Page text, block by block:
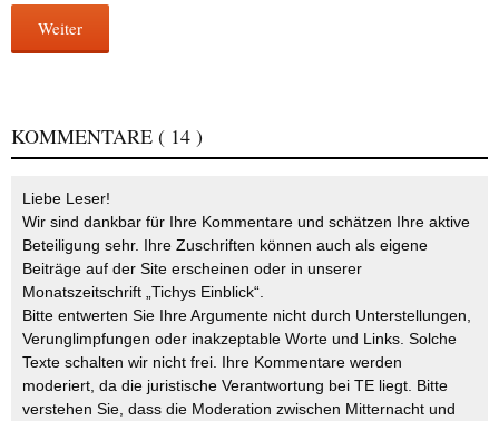
Weiter
KOMMENTARE ( 14 )
Liebe Leser!
Wir sind dankbar für Ihre Kommentare und schätzen Ihre aktive
Beteiligung sehr. Ihre Zuschriften können auch als eigene
Beiträge auf der Site erscheinen oder in unserer
Monatszeitschrift „Tichys Einblick“.
Bitte entwerten Sie Ihre Argumente nicht durch Unterstellungen,
Verunglimpfungen oder inakzeptable Worte und Links. Solche
Texte schalten wir nicht frei. Ihre Kommentare werden
moderiert, da die juristische Verantwortung bei TE liegt. Bitte
verstehen Sie, dass die Moderation zwischen Mitternacht und